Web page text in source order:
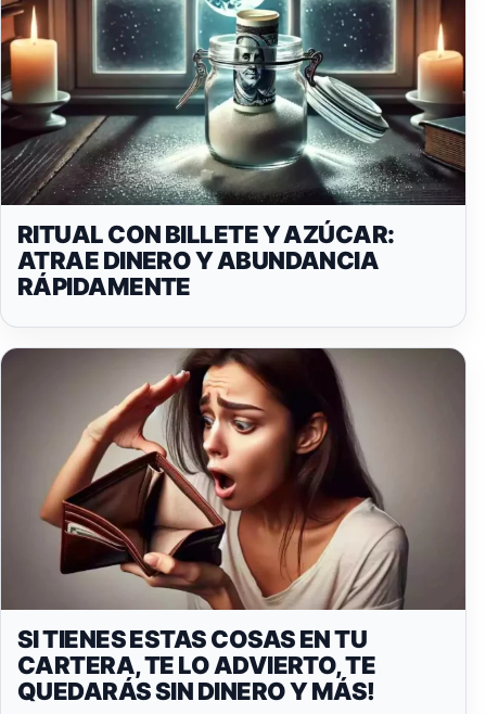
RITUAL CON BILLETE Y AZÚCAR:
ATRAE DINERO Y ABUNDANCIA
RÁPIDAMENTE
SI TIENES ESTAS COSAS EN TU
CARTERA, TE LO ADVIERTO, TE
QUEDARÁS SIN DINERO Y MÁS!